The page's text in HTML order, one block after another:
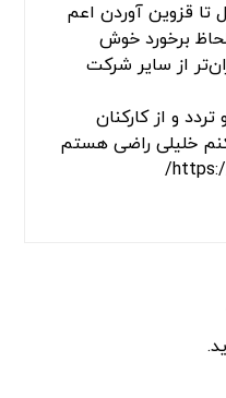
تا قزوین آوردن اعم
برخورد خوش
از سایر شرکت
و از کارکنان
خلیلی راضی هستم
.